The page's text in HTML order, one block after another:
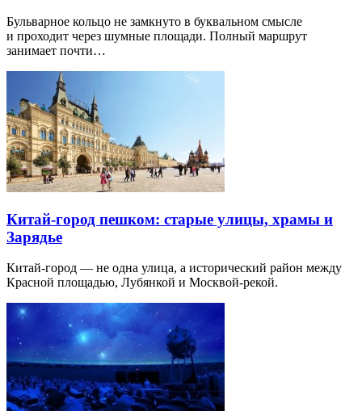
Бульварное кольцо не замкнуто в буквальном смысле
и проходит через шумные площади. Полный маршрут
занимает почти…
Китай-город пешком: старые улицы, храмы и
Зарядье
Китай-город — не одна улица, а исторический район между
Красной площадью, Лубянкой и Москвой-рекой.